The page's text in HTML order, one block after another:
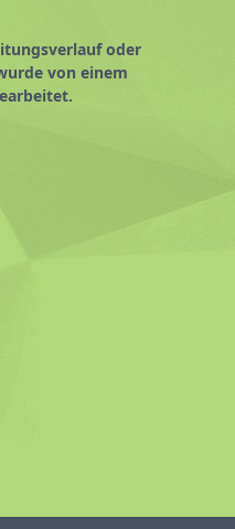
oder
von einem